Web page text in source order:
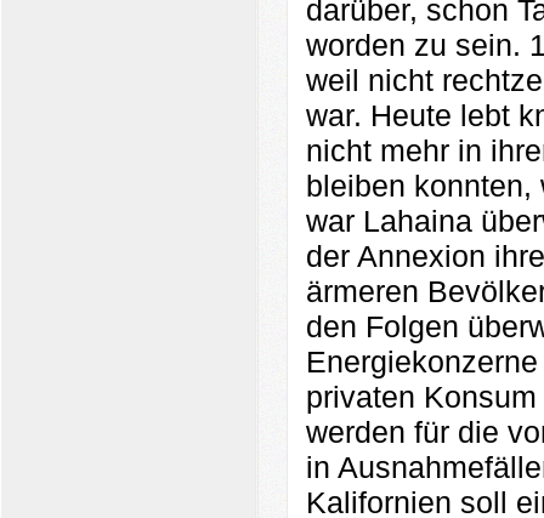
darüber, schon
worden zu sein.
weil nicht
war. Heute lebt
nicht mehr in
bleiben konnten,
war Lahaina
der Annexion
ärmeren
den Folgen
privaten
werden für die
in
Kalifornien soll